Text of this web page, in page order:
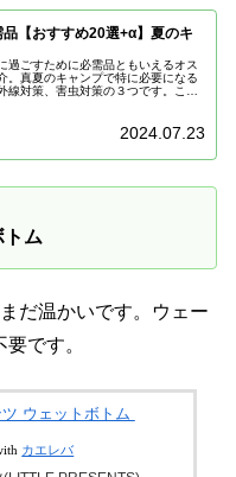
【おすすめ20選+α】夏のキ
過ごすために必需品ともいえるオス
。真夏のキャンプで特に必要になる
線対策、害虫対策の３つです。この
2024.07.23
トム
だ温かいです。ウェー
です。
ウェットボトム
カエレバ